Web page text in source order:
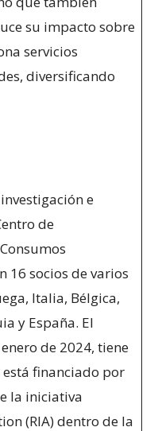
su impacto sobre
servicios
diversificando
e
de
16 socios de varios
Italia, Bélgica,
y España. El
de 2024, tiene
financiado por
la iniciativa
(RIA) dentro de la